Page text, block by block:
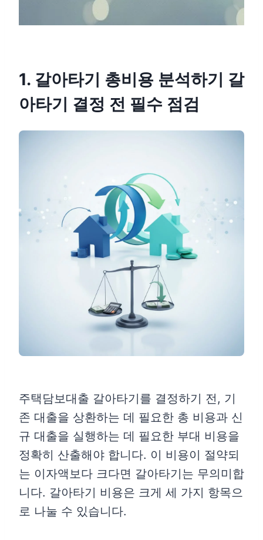
1. 갈아타기 총비용 분석하기 갈
아타기 결정 전 필수 점검
주택담보대출 갈아타기를 결정하기 전, 기
존 대출을 상환하는 데 필요한 총 비용과 신
규 대출을 실행하는 데 필요한 부대 비용을
정확히 산출해야 합니다. 이 비용이 절약되
는 이자액보다 크다면 갈아타기는 무의미합
니다. 갈아타기 비용은 크게 세 가지 항목으
로 나눌 수 있습니다.